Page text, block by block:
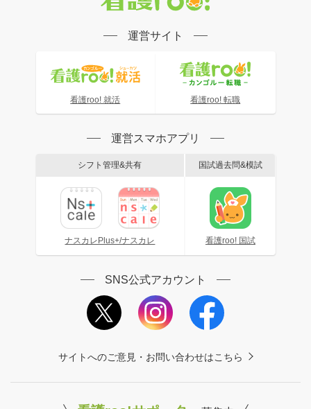
運営サイト
看護roo! 就活 看護roo! 転職
運営スマホアプリ
シフト管理&共有
ナスカレPlus+/ナスカレ
国試過去問&模試
看護roo! 国試
SNS公式アカウント
サイトへのご意見・お問い合わせはこちら